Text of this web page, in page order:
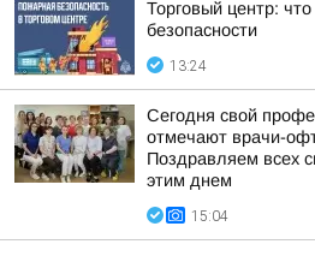
Торговый центр:
безопасности
13:24
Сегодня свой
отмечают врачи-
Поздравляем всех
этим днем
15:04